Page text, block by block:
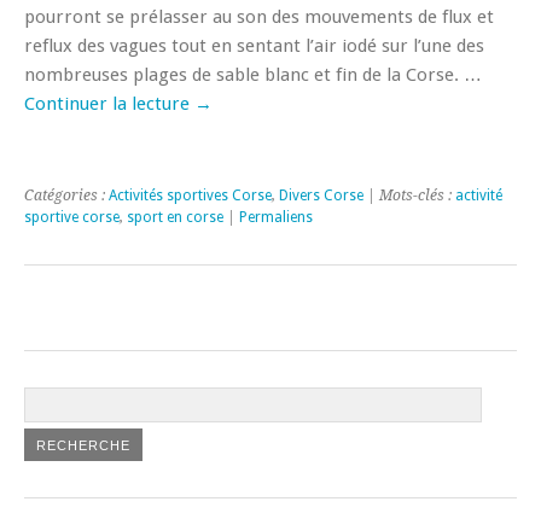
pourront se prélasser au son des mouvements de flux et
reflux des vagues tout en sentant l’air iodé sur l’une des
nombreuses plages de sable blanc et fin de la Corse. …
Continuer la lecture →
Catégories : Activités sportives Corse, Divers Corse | Mots-clés : activité
sportive corse, sport en corse Permaliens